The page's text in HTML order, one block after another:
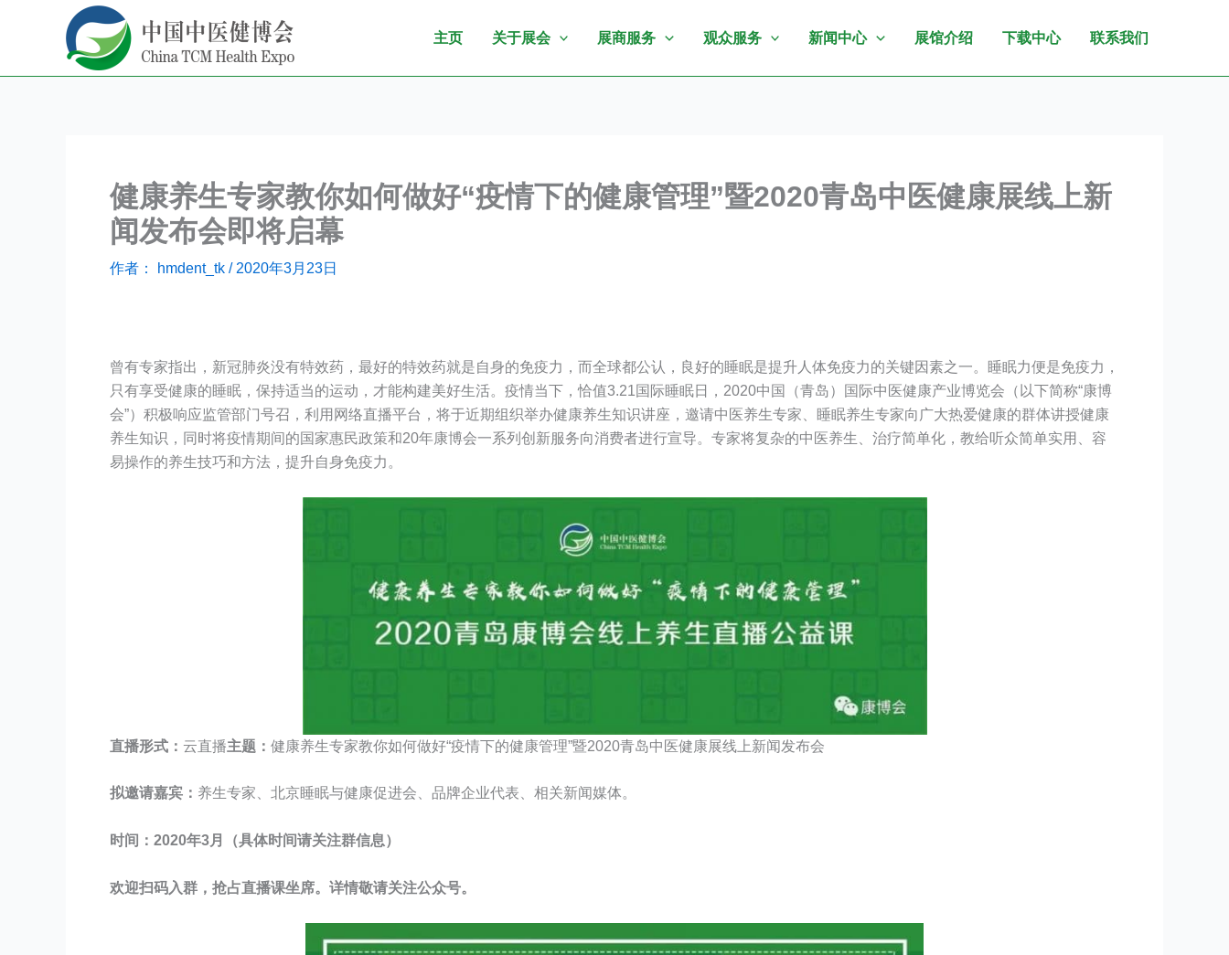
容
主页 关于展会 展商服务 观众服务 新闻中心 展馆介绍 下载中心 联系我们
健康养生专家教你如何做好“疫情下的健康管理”暨2020青岛中医健康展线上新
闻发布会即将启幕
作者： hmdent_tk / 2020年3月23日
曾有专家指出，新冠肺炎没有特效药，最好的特效药就是自身的免疫力，而全球都公认，良好的睡眠是提升人体免疫力的关键因素之一。睡眠力便是免疫力，
只有享受健康的睡眠，保持适当的运动，才能构建美好生活。疫情当下，恰值3.21国际睡眠日，2020中国（青岛）国际中医健康产业博览会（以下简称“康博
会”）积极响应监管部门号召，利用网络直播平台，将于近期组织举办健康养生知识讲座，邀请中医养生专家、睡眠养生专家向广大热爱健康的群体讲授健康
养生知识，同时将疫情期间的国家惠民政策和20年康博会一系列创新服务向消费者进行宣导。专家将复杂的中医养生、治疗简单化，教给听众简单实用、容
易操作的养生技巧和方法，提升自身免疫力。
直播形式： 云直播主题： 健康养生专家教你如何做好“疫情下的健康管理”暨2020青岛中医健康展线上新闻发布会
拟邀请嘉宾： 养生专家、北京睡眠与健康促进会、品牌企业代表、相关新闻媒体。
时间：2020年3月（具体时间请关注群信息）
欢迎扫码入群，抢占直播课坐席。详情敬请关注公众号。